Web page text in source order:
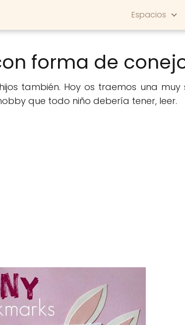
Espacios
forma de
también. Hoy os traemos una
que todo niño debería tener, leer.